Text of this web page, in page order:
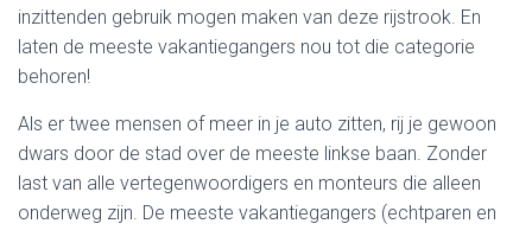
inzittenden gebruik mogen maken van deze rijstrook. En
laten de meeste vakantiegangers nou tot die categorie
behoren!
Als er twee mensen of meer in je auto zitten, rij je gewoon
dwars door de stad over de meeste linkse baan. Zonder
last van alle vertegenwoordigers en monteurs die alleen
onderweg zijn. De meeste vakantiegangers (echtparen en